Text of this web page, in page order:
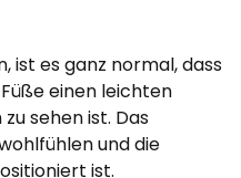
ist es ganz normal, dass
einen leichten
sehen ist. Das
und die
ist.